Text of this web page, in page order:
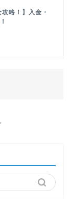
略！】入金・